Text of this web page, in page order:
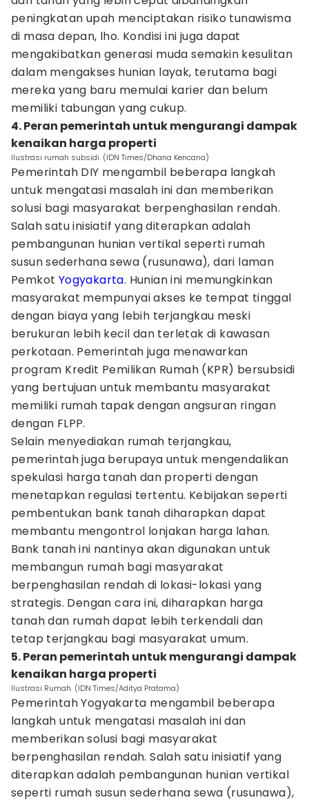
peningkatan upah menciptakan risiko tunawisma
di masa depan, lho. Kondisi ini juga dapat
mengakibatkan generasi muda semakin kesulitan
dalam mengakses hunian layak, terutama bagi
mereka yang baru memulai karier dan belum
memiliki tabungan yang cukup.
4. Peran pemerintah untuk mengurangi dampak
kenaikan harga properti
Ilustrasi rumah subsidi. (IDN Times/Dhana Kencana)
Pemerintah DIY mengambil beberapa langkah
untuk mengatasi masalah ini dan memberikan
solusi bagi masyarakat berpenghasilan rendah.
Salah satu inisiatif yang diterapkan adalah
pembangunan hunian vertikal seperti rumah
susun sederhana sewa (rusunawa), dari laman
Pemkot Yogyakarta. Hunian ini memungkinkan
masyarakat mempunyai akses ke tempat tinggal
dengan biaya yang lebih terjangkau meski
berukuran lebih kecil dan terletak di kawasan
perkotaan. Pemerintah juga menawarkan
program Kredit Pemilikan Rumah (KPR) bersubsidi
yang bertujuan untuk membantu masyarakat
memiliki rumah tapak dengan angsuran ringan
dengan FLPP.
Selain menyediakan rumah terjangkau,
pemerintah juga berupaya untuk mengendalikan
spekulasi harga tanah dan properti dengan
menetapkan regulasi tertentu. Kebijakan seperti
pembentukan bank tanah diharapkan dapat
membantu mengontrol lonjakan harga lahan.
Bank tanah ini nantinya akan digunakan untuk
membangun rumah bagi masyarakat
berpenghasilan rendah di lokasi-lokasi yang
strategis. Dengan cara ini, diharapkan harga
tanah dan rumah dapat lebih terkendali dan
tetap terjangkau bagi masyarakat umum.
5. Peran pemerintah untuk mengurangi dampak
kenaikan harga properti
Ilustrasi Rumah. (IDN Times/Aditya Pratama)
Pemerintah Yogyakarta mengambil beberapa
langkah untuk mengatasi masalah ini dan
memberikan solusi bagi masyarakat
berpenghasilan rendah. Salah satu inisiatif yang
diterapkan adalah pembangunan hunian vertikal
seperti rumah susun sederhana sewa (rusunawa),